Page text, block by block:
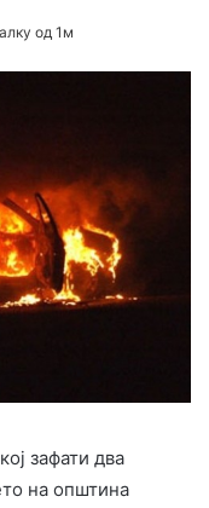
од 1м
зафати два
на општина